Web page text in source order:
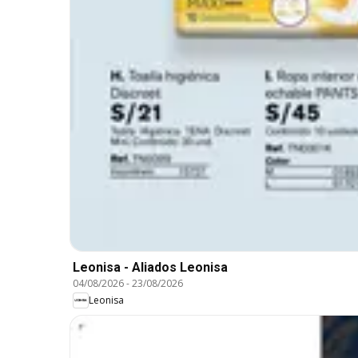
Leonisa - Aliados Leonisa
04/08/2026-23/08/2026
Leonisa